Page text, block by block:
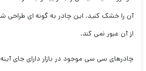
آن را خشک کنید. این چادر به گونه ای طراحی
از آن عبور نمی کند.
چادرهای سی سی موجود در بازار دارای جای